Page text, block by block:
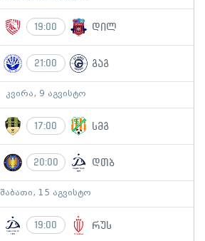
19:00 დილ
21:00 გაგ
კვირა, 9 აგვისტო
17:00 სმგ
20:00 დთბ
შაბათი, 15 აგვისტო
19:00 რუს